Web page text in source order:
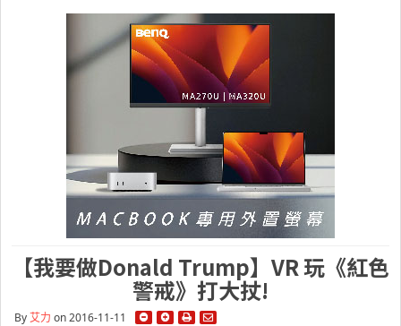
【我要做Donald Trump】VR 玩《紅色
警戒》打大扙!
By艾力 on 2016-11-11